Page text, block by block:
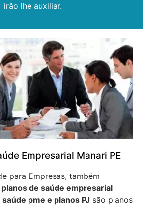
irão lhe auxiliar.
Empresarial Manari PE
para Empresas, também
planos de saúde empresarial
pme e planos PJ são planos